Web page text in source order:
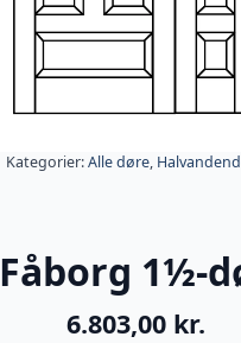
Kategorier:Alle døre,
Fåborg 1½-
6.803,00 kr.